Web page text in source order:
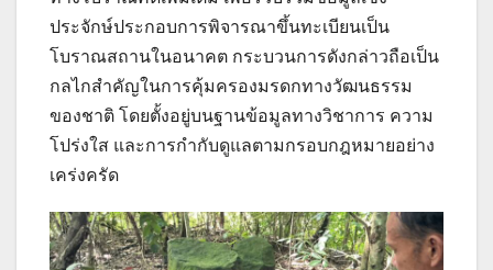
ประจักษ์ประกอบการพิจารณาขึ้นทะเบียนเป็น
โบราณสถานในอนาคต กระบวนการดังกล่าวถือเป็น
กลไกสำคัญในการคุ้มครองมรดกทางวัฒนธรรม
ของชาติ โดยตั้งอยู่บนฐานข้อมูลทางวิชาการ ความ
โปร่งใส และการกำกับดูแลตามกรอบกฎหมายอย่าง
เคร่งครัด